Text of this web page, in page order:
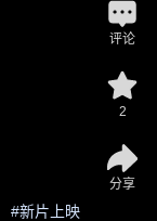
#新片上映
评论
2
分享